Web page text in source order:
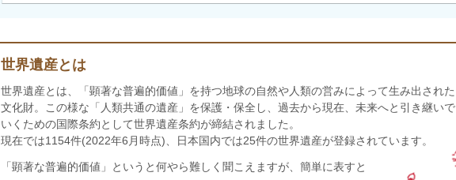
世界遺産とは
世界遺産とは、「顕著な普遍的価値」を持つ地球の自然や人類の営みによって生み出された
文化財。この様な「人類共通の遺産」を保護・保全し、過去から現在、未来へと引き継いで
いくための国際条約として世界遺産条約が締結されました。
現在では1154件(2022年6月時点)、日本国内では25件の世界遺産が登録されています。
「顕著な普遍的価値」というと何やら難しく聞こえますが、簡単に表すと